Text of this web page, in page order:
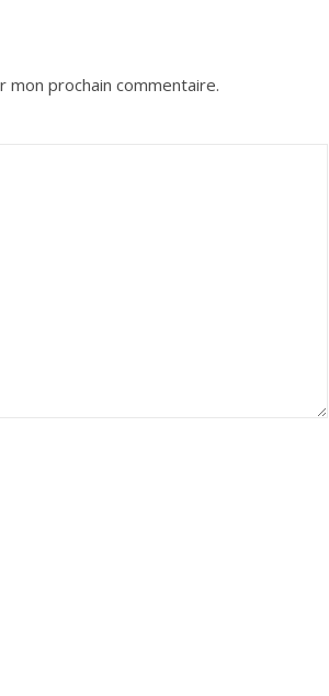
prochain commentaire.